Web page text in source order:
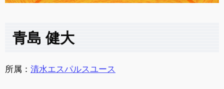
青島 健大
所属： 清水エスパルスユース